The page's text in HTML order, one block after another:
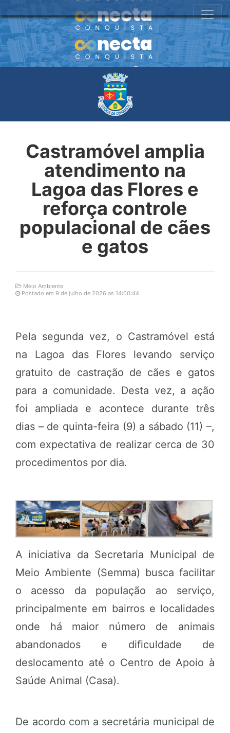
Castramóvel amplia
atendimento na
Lagoa das Flores e
reforça controle
populacional de cães
e gatos
Meio Ambiente
Postado em 9 de julho de 2026 as 14:00:44
Pela segunda vez, o Castramóvel está
na Lagoa das Flores levando serviço
gratuito de castração de cães e gatos
para a comunidade. Desta vez, a ação
foi ampliada e acontece durante três
dias – de quinta-feira (9) a sábado (11) –,
com expectativa de realizar cerca de 30
procedimentos por dia.
A iniciativa da Secretaria Municipal de
Meio Ambiente (Semma) busca facilitar
o acesso da população ao serviço,
principalmente em bairros e localidades
onde há maior número de animais
abandonados e dificuldade de
deslocamento até o Centro de Apoio à
Saúde Animal (Casa).
De acordo com a secretária municipal de